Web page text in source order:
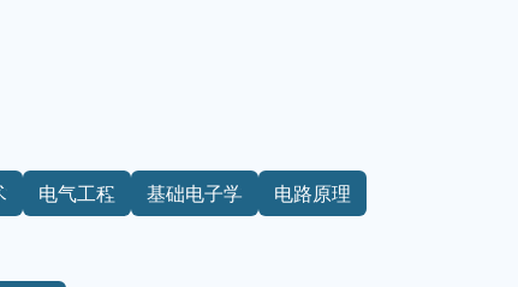
电气工程 基础电子学
电路原理